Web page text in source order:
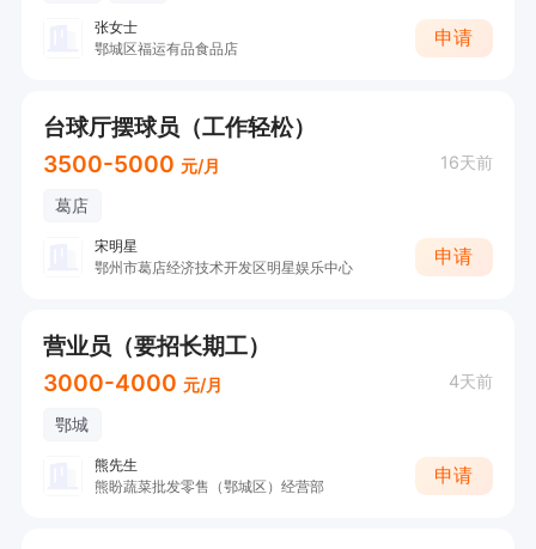
张女士
鄂城区福运有品食品店
申请
台球厅摆球员（工作轻松）
3500-5000 元/月 16天前
葛店
宋明星
鄂州市葛店经济技术开发区明星娱乐中心
申请
营业员（要招长期工）
3000-4000 元/月 4天前
鄂城
熊先生
熊盼蔬菜批发零售（鄂城区）经营部
申请